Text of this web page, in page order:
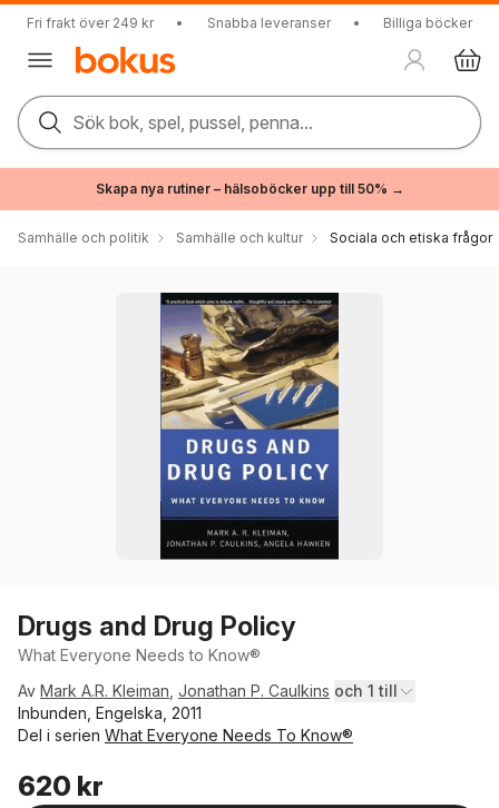
Fri frakt över 249 kr • Snabba leveranser • Billiga böcker
Sök bok, spel, pussel, penna...
Skapa nya rutiner – hälsoböcker upp till 50% →
Samhälle och politik Samhälle och kultur Sociala och etiska frågor
Drugs and Drug Policy
What Everyone Needs to Know®
Av Mark A.R. Kleiman Jonathan P. Caulkins och 1 till
Inbunden, Engelska, 2011
Del i serien What Everyone Needs To Know®
620 kr